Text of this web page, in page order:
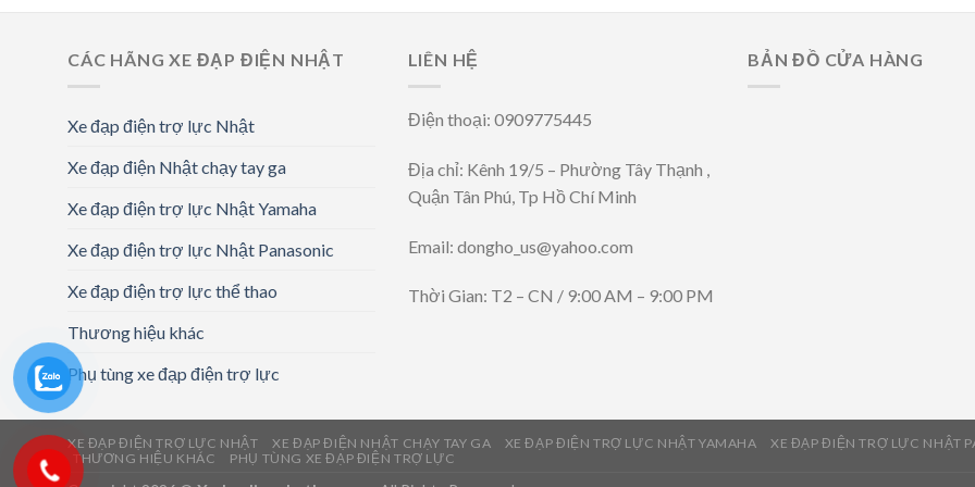
CÁC HÃNG XE ĐẠP ĐIỆN NHẬT
Xe đạp điện trợ lực Nhật
Xe đạp điện Nhật chạy tay ga
Xe đạp điện trợ lực Nhật Yamaha
Xe đạp điện trợ lực Nhật Panasonic
Xe đạp điện trợ lực thể thao
Thương hiệu khác
Phụ tùng xe đạp điện trợ lực
LIÊN HỆ
Điện thoại: 0909775445
Địa chỉ: Kênh 19/5 – Phường Tây Thạnh ,
Quận Tân Phú, Tp Hồ Chí Minh
Email: dongho_us@yahoo.com
Thời Gian: T2 – CN / 9:00 AM – 9:00 PM
BẢN ĐỒ CỬA HÀNG
XE ĐẠP ĐIỆN TRỢ LỰC NHẬT XE ĐẠP ĐIỆN NHẬT CHẠY TAY GA XE ĐẠP ĐIỆN TRỢ LỰC NHẬT YAMAHA XE ĐẠP ĐIỆN TRỢ LỰC NHẬT
THƯƠNG HIỆU KHÁC
PHỤ TÙNG XE ĐẠP ĐIỆN TRỢ LỰC